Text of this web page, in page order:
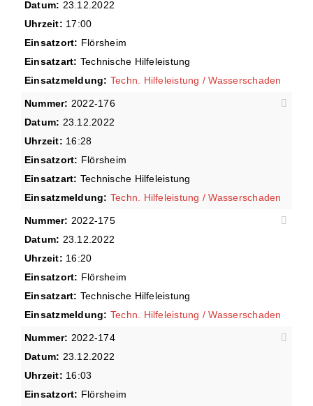
Datum: 23.12.2022
Uhrzeit: 17:00
Einsatzort: Flörsheim
Einsatzart: Technische Hilfeleistung
Einsatzmeldung: Techn. Hilfeleistung / Wasserschaden
Nummer: 2022-176
Datum: 23.12.2022
Uhrzeit: 16:28
Einsatzort: Flörsheim
Einsatzart: Technische Hilfeleistung
Einsatzmeldung: Techn. Hilfeleistung / Wasserschaden
Nummer: 2022-175
Datum: 23.12.2022
Uhrzeit: 16:20
Einsatzort: Flörsheim
Einsatzart: Technische Hilfeleistung
Einsatzmeldung: Techn. Hilfeleistung / Wasserschaden
Nummer: 2022-174
Datum: 23.12.2022
Uhrzeit: 16:03
Einsatzort: Flörsheim